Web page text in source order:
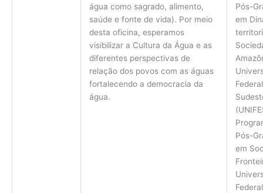
água como sagrado, alimento,
saúde e fonte de vida). Por meio
desta oficina, esperamos
visibilizar a Cultura da Água e as
diferentes perspectivas de
relação dos povos com as águas
fortalecendo a democracia da
água.
Pós-
em
Pós-
em